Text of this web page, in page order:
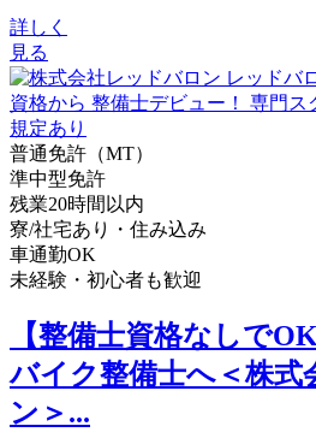
詳しく
見る
普通免許（MT）
準中型免許
残業20時間以内
寮/社宅あり・住み込み
車通勤OK
未経験・初心者も歓迎
【整備士資格なしで
バイク整備士へ＜株式
ン＞...